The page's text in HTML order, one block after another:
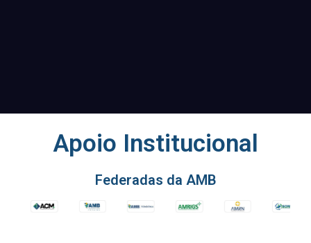
Apoio Institucional
Federadas da AMB